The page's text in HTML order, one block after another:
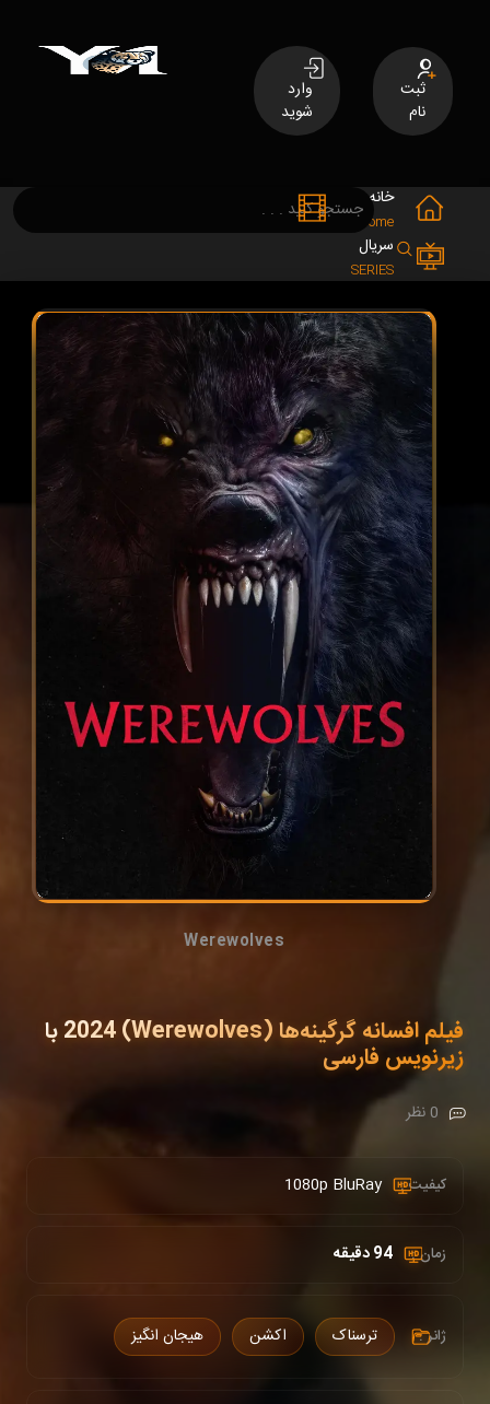
ثبت
نام
وارد
شوید
خانه
Home
سریال
SERIES
Werewolves
فیلم افسانه گرگینه‌ها (Werewolves) 2024 با
زیرنویس فارسی
0 نظر
کیفیت : 1080p BluRay
زمان : 94 دقیقه
ژانر : ترسناک اکشن هیجان انگیز